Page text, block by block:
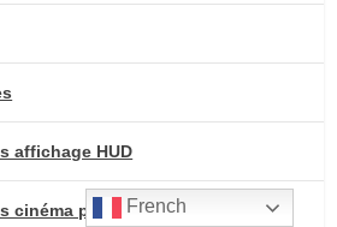
affichage HUD
cinéma portable & écran géant
French